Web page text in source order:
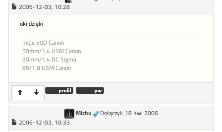
2006-12-03, 10:28
oki dzięki
moje 50D Canon
50mm/1,4 USM Canon
30mm/1,4 DC Sigma
85/1,8 USM Canon
Michu
Dołączył: 18 Kwi 2006
2006-12-03, 10:33